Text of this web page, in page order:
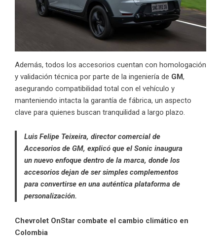
Además, todos los accesorios cuentan con homologación
y validación técnica por parte de la ingeniería de GM,
asegurando compatibilidad total con el vehículo y
manteniendo intacta la garantía de fábrica, un aspecto
clave para quienes buscan tranquilidad a largo plazo.
Luis Felipe Teixeira, director comercial de
Accesorios de GM, explicó que el Sonic inaugura
un nuevo enfoque dentro de la marca, donde los
accesorios dejan de ser simples complementos
para convertirse en una auténtica plataforma de
personalización.
Chevrolet OnStar combate el cambio climático en
Colombia